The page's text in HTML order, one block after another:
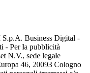
S.p.A. Business Digital -
- Per la pubblicità
N.V., sede legale
46, 20093 Cologno